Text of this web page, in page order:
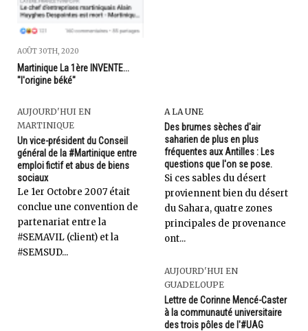
AOÛT 30TH, 2020
Martinique La 1ère INVENTE...
"l'origine béké"
AUJOURD'HUI EN
MARTINIQUE
Un vice-président du Conseil
général de la #Martinique entre
emploi fictif et abus de biens
sociaux
Le 1er Octobre 2007 était
conclue une convention de
partenariat entre la
#SEMAVIL (client) et la
#SEMSUD...
A LA UNE
Des brumes sèches d'air
saharien de plus en plus
fréquentes aux Antilles : Les
questions que l'on se pose.
Si ces sables du désert
proviennent bien du désert
du Sahara, quatre zones
principales de provenance
ont...
AUJOURD'HUI EN
GUADELOUPE
Lettre de Corinne Mencé-Caster
à la communauté universitaire
des trois pôles de l'#UAG